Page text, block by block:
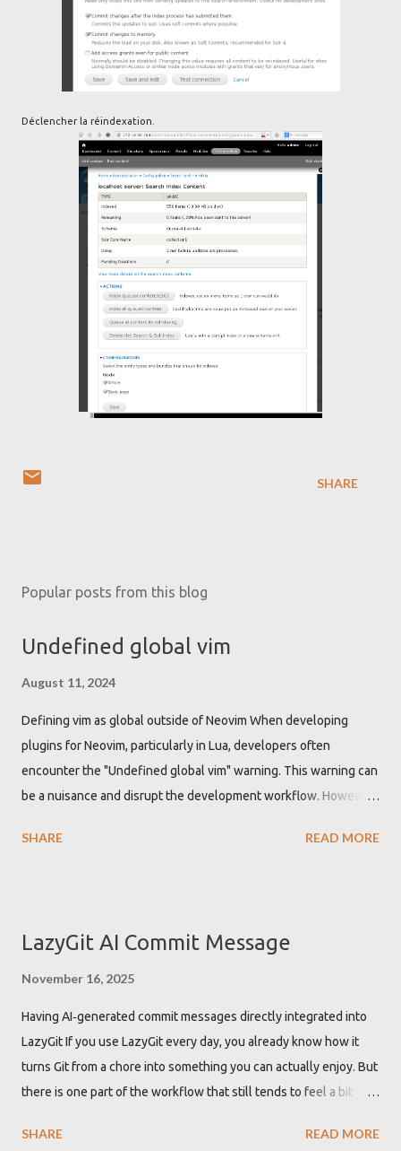
Déclencher la réindexation.
SHARE
Popular posts from this blog
Undefined global vim
August 11, 2024
Defining vim as global outside of Neovim When developing
plugins for Neovim, particularly in Lua, developers often
encounter the "Undefined global vim" warning. This warning can
be a nuisance and disrupt the development workflow. However,
configuring the Lua Language Server Protocol (LSP) to
recognize the 'vim' namespace by default. This leads to
warnings about 'vim' being an undefined global variable. These
development environment with unnecessary alerts, potentially
hiding other important warnings or errors. Defining vim as global
in Lua LSP configuration to get rid of the warning To resolve the
"Undefined global vi...
SHARE READ MORE
LazyGit AI Commit Message
November 16, 2025
Having AI‑generated commit messages directly integrated into
LazyGit If you use LazyGit every day, you already know how it
turns Git from a chore into something you can actually enjoy. But
there is one part of the workflow that still tends to feel a bit
to plug OpenAI models directly into LazyGit using a tiny one‑file
SHARE READ MORE